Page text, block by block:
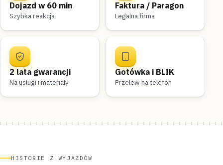
Dojazd w 60 min
Szybka reakcja
Faktura / Paragon
Legalna firma
2 lata gwarancji
Na usługi i materiały
Gotówka i BLIK
Przelew na telefon
HISTORIE Z WYJAZDÓW